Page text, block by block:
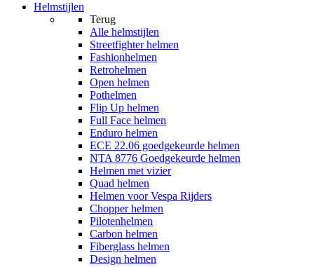
Helmstijlen
Terug
Alle helmstijlen
Streetfighter helmen
Fashionhelmen
Retrohelmen
Open helmen
Pothelmen
Flip Up helmen
Full Face helmen
Enduro helmen
ECE 22.06 goedgekeurde helmen
NTA 8776 Goedgekeurde helmen
Helmen met vizier
Quad helmen
Helmen voor Vespa Rijders
Chopper helmen
Pilotenhelmen
Carbon helmen
Fiberglass helmen
Design helmen